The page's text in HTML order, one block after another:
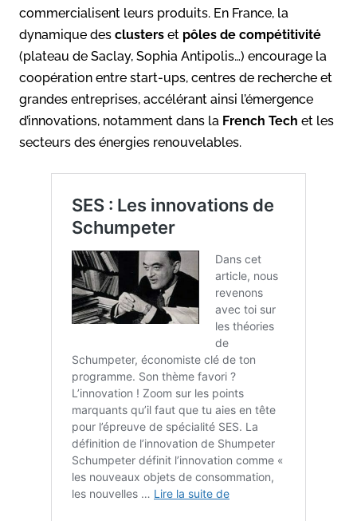
commercialisent leurs produits. En France, la
dynamique des clusters et pôles de compétitivité
(plateau de Saclay, Sophia Antipolis…) encourage la
coopération entre start-ups, centres de recherche et
grandes entreprises, accélérant ainsi l’émergence
d’innovations, notamment dans la French Tech et les
secteurs des énergies renouvelables.